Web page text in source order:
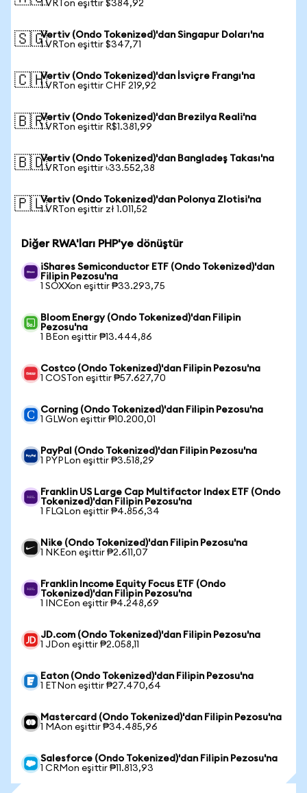
1 VRTon eşittir $384,92
🇸🇬Vertiv (Ondo Tokenized)'dan Singapur Doları'na
1 VRTon eşittir $347,71
🇨🇭Vertiv (Ondo Tokenized)'dan İsviçre Frangı'na
1 VRTon eşittir CHF 219,92
🇧🇷Vertiv (Ondo Tokenized)'dan Brezilya Reali'na
1 VRTon eşittir R$1.381,99
🇧🇩Vertiv (Ondo Tokenized)'dan Bangladeş Takası'na
1 VRTon eşittir ৳33.552,38
🇵🇱Vertiv (Ondo Tokenized)'dan Polonya Zlotisi'na
1 VRTon eşittir zł 1.011,52
Diğer RWA'ları PHP'ye dönüştür
iShares Semiconductor ETF (Ondo Tokenized)'dan
Filipin Pezosu'na
1 SOXXon eşittir ₱33.293,75
Bloom Energy (Ondo Tokenized)'dan Filipin
Pezosu'na
1 BEon eşittir ₱13.444,86
Costco (Ondo Tokenized)'dan Filipin Pezosu'na
1 COSTon eşittir ₱57.627,70
Corning (Ondo Tokenized)'dan Filipin Pezosu'na
1 GLWon eşittir ₱10.200,01
PayPal (Ondo Tokenized)'dan Filipin Pezosu'na
1 PYPLon eşittir ₱3.518,29
Franklin US Large Cap Multifactor Index ETF (Ondo
Tokenized)'dan Filipin Pezosu'na
1 FLQLon eşittir ₱4.856,34
Nike (Ondo Tokenized)'dan Filipin Pezosu'na
1 NKEon eşittir ₱2.611,07
Franklin Income Equity Focus ETF (Ondo
Tokenized)'dan Filipin Pezosu'na
1 INCEon eşittir ₱4.248,69
JD.com (Ondo Tokenized)'dan Filipin Pezosu'na
1 JDon eşittir ₱2.058,11
Eaton (Ondo Tokenized)'dan Filipin Pezosu'na
1 ETNon eşittir ₱27.470,64
Mastercard (Ondo Tokenized)'dan Filipin Pezosu'na
1 MAon eşittir ₱34.485,96
Salesforce (Ondo Tokenized)'dan Filipin Pezosu'na
1 CRMon eşittir ₱11.813,93